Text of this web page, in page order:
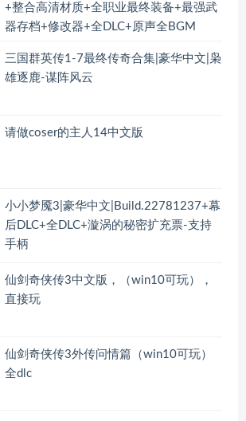
+整合高清材质+全职业最终装备+最强武
器存档+修改器+全DLC+原声全BGM
三国群英传1-7最终传奇合集|豪华中文|枭
雄逐鹿-谋阵风云
请做coser的主人14中文版
小小梦魇3|豪华中文|Build.22781237+幕
后DLC+全DLC+漩涡的秘密扩充票-支持
手柄
仙剑奇侠传3中文版，（win10可玩），
直接玩
仙剑奇侠传3外传问情篇（win10可玩）
全dlc